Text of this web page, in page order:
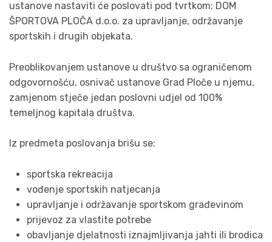
ustanove nastaviti će poslovati pod tvrtkom: DOM
ŠPORTOVA PLOČA d.o.o. za upravljanje, održavanje
sportskih i drugih objekata.
Preoblikovanjem ustanove u društvo sa ograničenom
odgovornošću, osnivač ustanove Grad Ploče u njemu,
zamjenom stječe jedan poslovni udjel od 100%
temeljnog kapitala društva.
Iz predmeta poslovanja brišu se:
sportska rekreacija
vođenje sportskih natjecanja
upravljanje i održavanje sportskom građevinom
prijevoz za vlastite potrebe
obavljanje djelatnosti iznajmljivanja jahti ili brodica